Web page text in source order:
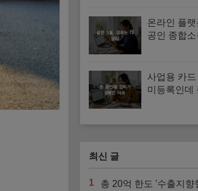
온라인 플
공인 종합
사업용 카
미등록인데
최신 글
1
총 20억 한도 '수출지향